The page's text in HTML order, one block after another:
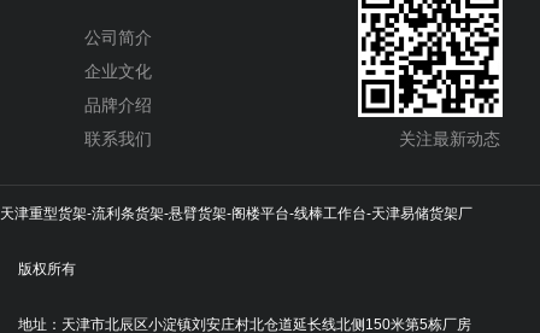
公司简介
企业文化
品牌介绍
联系我们
关注最新动态
天津重型货架-流利条货架-悬臂货架-阁楼平台-线棒工作台-天津易储货架厂
版权所有
地址：天津市北辰区小淀镇刘安庄村北仓道延长线北侧150米第5栋厂房